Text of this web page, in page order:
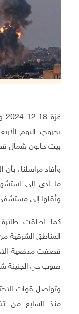
بجروح، اليوم
بيت حانون شمال
وأفاد مراسلنا،
ونُقلوا إلى
كما أطلقت طائرة
المناطق الشرقية
قصفت مدفعية
صوب حي الجنينة
وتواصل قوات